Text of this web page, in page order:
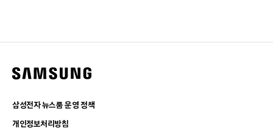
삼성전자 뉴스룸 운영 정책
개인정보처리방침